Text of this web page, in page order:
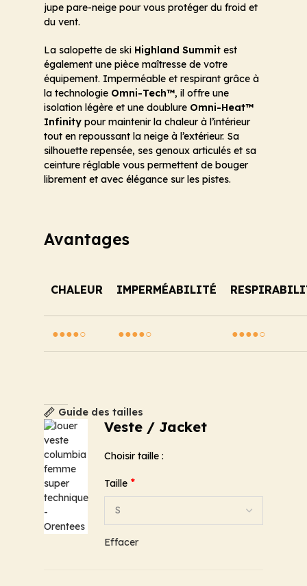
jupe pare-neige pour vous protéger du froid et
du vent.
La salopette de ski Highland Summit est
également une pièce maîtresse de votre
équipement. Imperméable et respirant grâce à
la technologie Omni-Tech™, il offre une
isolation légère et une doublure Omni-Heat™
Infinity pour maintenir la chaleur à l’intérieur
tout en repoussant la neige à l’extérieur. Sa
silhouette repensée, ses genoux articulés et sa
ceinture réglable vous permettent de bouger
librement et avec élégance sur les pistes.
Avantages
CHALEUR IMPERMÉABILITÉ
●●●●○ ●●●●○ ●●●●○
Guide des tailles
Veste / Jacket
Choisir taille :
Taille *
Effacer